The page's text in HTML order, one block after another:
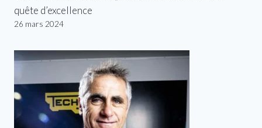
quête d’excellence
26 mars 2024